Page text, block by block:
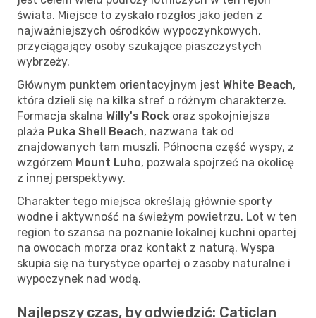
świata. Miejsce to zyskało rozgłos jako jeden z
najważniejszych ośrodków wypoczynkowych,
przyciągający osoby szukające piaszczystych
wybrzeży.
Głównym punktem orientacyjnym jest White Beach,
która dzieli się na kilka stref o różnym charakterze.
Formacja skalna Willy's Rock oraz spokojniejsza
plaża Puka Shell Beach, nazwana tak od
znajdowanych tam muszli. Północna część wyspy, z
wzgórzem Mount Luho, pozwala spojrzeć na okolicę
z innej perspektywy.
Charakter tego miejsca określają głównie sporty
wodne i aktywność na świeżym powietrzu. Lot w ten
region to szansa na poznanie lokalnej kuchni opartej
na owocach morza oraz kontakt z naturą. Wyspa
skupia się na turystyce opartej o zasoby naturalne i
wypoczynek nad wodą.
Najlepszy czas, by odwiedzić: Caticlan